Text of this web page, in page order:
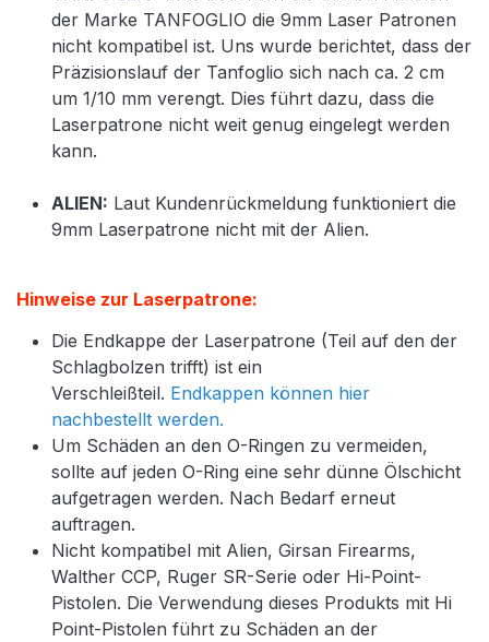
der Marke TANFOGLIO die 9mm Laser Patronen
nicht kompatibel ist. Uns wurde berichtet, dass der
Präzisionslauf der Tanfoglio sich nach ca. 2 cm
um 1/10 mm verengt. Dies führt dazu, dass die
Laserpatrone nicht weit genug eingelegt werden
kann.
ALIEN: Laut Kundenrückmeldung funktioniert die
9mm Laserpatrone nicht mit der Alien.
Hinweise zur Laserpatrone:
Die Endkappe der Laserpatrone (Teil auf den der
Schlagbolzen trifft) ist ein
Verschleißteil. Endkappen können hier
nachbestellt werden.
Um Schäden an den O-Ringen zu vermeiden,
sollte auf jeden O-Ring eine sehr dünne Ölschicht
aufgetragen werden. Nach Bedarf erneut
auftragen.
Nicht kompatibel mit Alien, Girsan Firearms,
Walther CCP, Ruger SR-Serie oder Hi-Point-
Pistolen. Die Verwendung dieses Produkts mit Hi
Point-Pistolen führt zu Schäden an der